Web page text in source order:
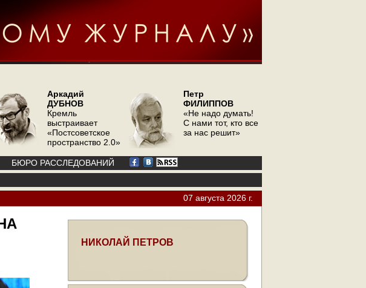
Аркадий
ДУБНОВ
Кремль
выстраивает
«Постсоветское
пространство 2.0»
Петр
ФИЛИППОВ
«Не надо думать!
С нами тот, кто все
за нас решит»
БЮРО РАССЛЕДОВАНИЙ
07 августа 2026 г.
НИКОЛАЙ ПЕТРОВ